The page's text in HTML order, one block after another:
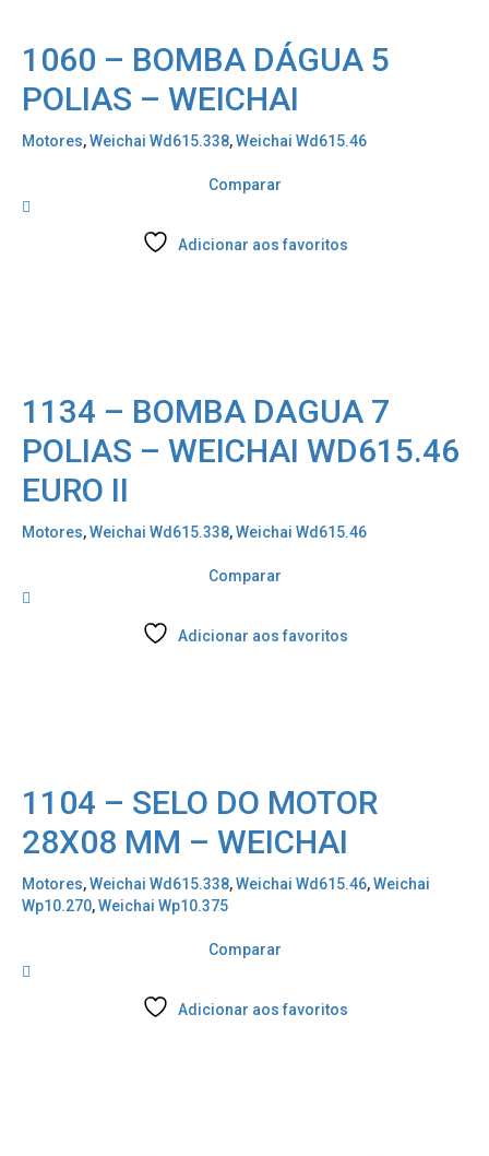
1060 – BOMBA DÁGUA 5
POLIAS – WEICHAI
Motores,Weichai Wd615.338,Weichai Wd615.46
Comparar
Adicionar aos favoritos
1134 – BOMBA DAGUA 7
POLIAS – WEICHAI WD615.46
EURO II
Motores,Weichai Wd615.338,Weichai Wd615.46
Comparar
Adicionar aos favoritos
1104 – SELO DO MOTOR
28X08 MM – WEICHAI
Motores,Weichai Wd615.338,Weichai Wd615.46,Weichai
Wp10.270,Weichai Wp10.375
Comparar
Adicionar aos favoritos